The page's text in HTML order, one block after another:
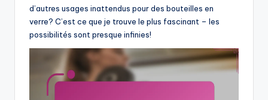
d’autres usages inattendus pour des bouteilles en
verre? C’est ce que je trouve le plus fascinant – les
possibilités sont presque infinies!